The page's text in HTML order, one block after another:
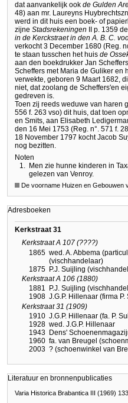
dat aanvankelijk ook de Gulden
48) aan mr. Laureyns
werd in dit huis een boek- of
zijne Stadsrekeningen II p. 1359
in de Kerckstraet in den A. B. C.
verkocht 3 December 1680 (Reg.
te staan tusschen het huis de
aan den boekdrukker Jan
Scheffers met Maria de Guliker en
verwekte, geboren 9 Maart 1682,
niet, dat zoolang de Scheffers'en
gedreven is.
Toen zij reeds weduwe van haren
556 f. 263 vso) dit huis, dat toen
en Smits, aan Elisabeth
den 16 Mei 1753 (Reg. n°. 571 f.
18 November 1797 kocht Jacob
nog bezitten.
Noten
1. Men zie hunne kinderen in
gelezen van Venroy.
De voorname Huizen en Gebouwen
Adresboeken
Kerkstraat 31
Kerkstraat A 107 (????)
1865 wed. A. Abbema
(vischhandelaar)
1875 P.J. Suijling
Kerkstraat A 106 (1880)
1881
P.J. Suijling
1908 J.G.P. Hillenaar (firma
Kerkstraat 31 (1909)
1910 J.G.P. Hillenaar (fa. P.
1928 wed. J.G.P. Hillenaar
1943 Dens'
1960 fa. van Breugel
2003 ? (schoenwinkel van
Literatuur en bronnenpublicaties
Varia Historica Brabantica III (1969) 133